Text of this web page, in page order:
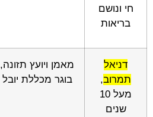
חי ונושם
בריאות
דניאל
תמרוב,
מעל 10
שנים
מאמן ויועץ תזונה,
בוגר מכללת יובל